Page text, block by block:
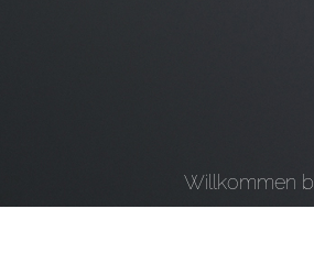
Willkommen